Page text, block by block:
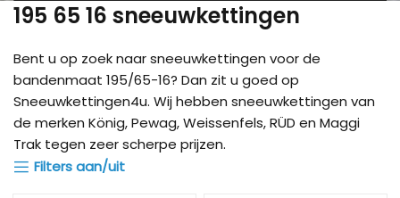
195 65 16 sneeuwkettingen
Bent u op zoek naar sneeuwkettingen voor de
bandenmaat 195/65-16? Dan zit u goed op
Sneeuwkettingen4u. Wij hebben sneeuwkettingen van
de merken König, Pewag, Weissenfels, RÜD en Maggi
Trak tegen zeer scherpe prijzen.
Filters aan/uit